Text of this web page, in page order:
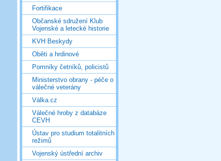
Fortifikace
Občanské sdružení Klub
Vojenské a letecké historie
KVH Beskydy
Oběti a hrdinové
Pomníky četníků, policistů
Ministerstvo obrany - péče o
válečné veterány
Válka.cz
Válečné hroby z databáze
CEVH
Ústav pro studium totalitních
režimů
Vojenský ústřední archiv